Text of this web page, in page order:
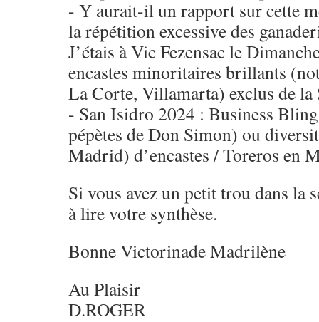
- Y aurait-il un rapport sur cette
la répétition excessive des
J’étais à Vic Fezensac le
encastes minoritaires brillants
La Corte, Villamarta) exclus de
- San Isidro 2024 : Business
pépètes de Don Simon) ou
Madrid) d’encastes / Toreros en
Si vous avez un petit trou dans la
à lire votre synthèse.
Bonne Victorinade Madrilène
Au Plaisir
D.ROGER